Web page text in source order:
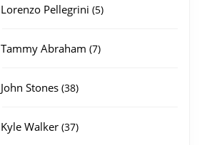
Lorenzo Pellegrini 55
Tammy Abraham 77
John Stones 3838
Kyle Walker 3737